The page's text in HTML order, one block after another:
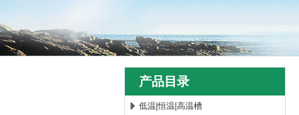
产品目录
低温|恒温|高温槽